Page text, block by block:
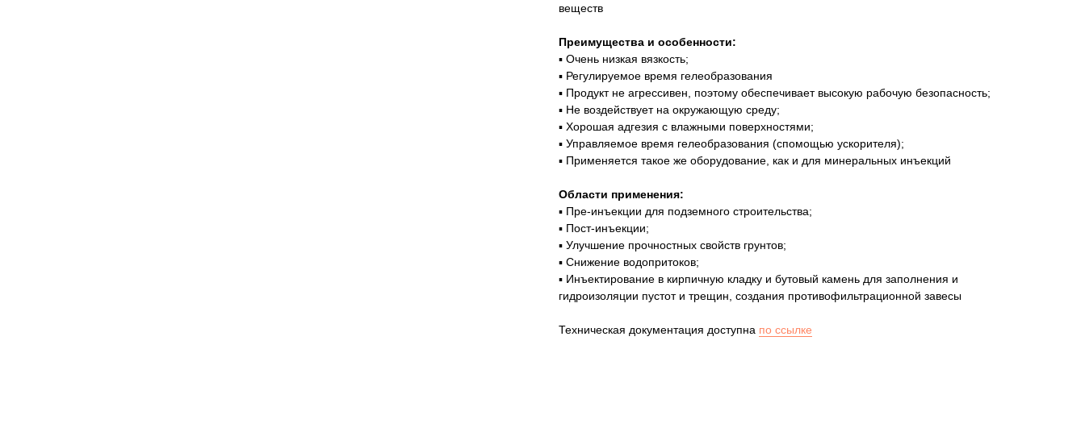
веществ
Преимущества и особенности:
▪ Очень низкая вязкость;
▪ Регулируемое время гелеобразования
▪ Продукт не агрессивен, поэтому обеспечивает высокую рабочую безопасность;
▪ Не воздействует на окружающую среду;
▪ Хорошая адгезия с влажными поверхностями;
▪ Управляемое время гелеобразования (спомощью ускорителя);
▪ Применяется такое же оборудование, как и для минеральных инъекций
Области применения:
▪ Пре-инъекции для подземного строительства;
▪ Пост-инъекции;
▪ Улучшение прочностных свойств грунтов;
▪ Снижение водопритоков;
▪ Инъектирование в кирпичную кладку и бутовый камень для заполнения и
гидроизоляции пустот и трещин, создания противофильтрационной завесы
Техническая документация доступна по ссылке